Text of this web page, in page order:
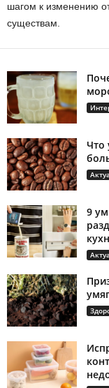
шагом к изменению
существам.
Что
9